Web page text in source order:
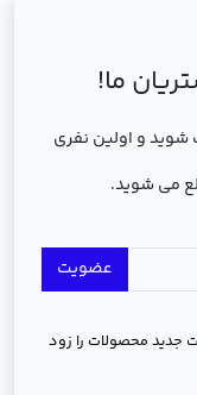
ما!
و اولین نفری
می شوید.
عضویت
جدید محصولات را زود